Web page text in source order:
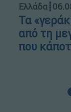
Ελλάδα┋
Τα
από τη
που